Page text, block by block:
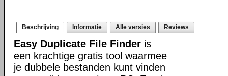
Beschrijving Informatie Alle versies Reviews
Easy Duplicate File Finder is
een krachtige gratis tool waarmee
je dubbele bestanden kunt vinden